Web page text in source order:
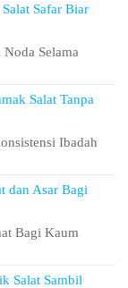
Safar Biar
Selama
Salat Tanpa
Ibadah
dan Asar Bagi
Bagi Kaum
Salat Sambil